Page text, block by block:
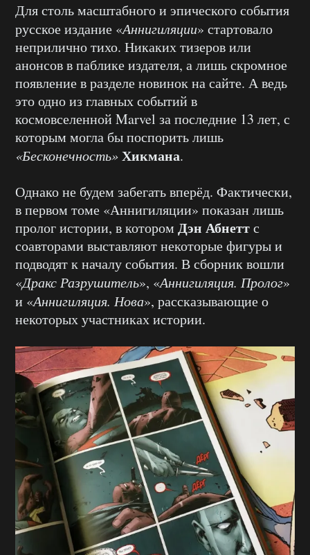
Для столь масштабного и эпического события
русское издание «Аннигиляции» стартовало
неприлично тихо. Никаких тизеров или
анонсов в паблике издателя, а лишь скромное
появление в разделе новинок на сайте. А ведь
это одно из главных событий в
космовселенной Marvel за последние 13 лет, с
которым могла бы поспорить лишь
«Бесконечность»Хикмана.
Однако не будем забегать вперёд. Фактически,
в первом томе «Аннигиляции» показан лишь
пролог истории, в котором Дэн Абнеттс
соавторами выставляют некоторые фигуры и
подводят к началу события. В сборник вошли
«Дракс Разрушитель», «Аннигиляция. Пролог»
и «Аннигиляция. Нова», рассказывающие о
некоторых участниках истории.